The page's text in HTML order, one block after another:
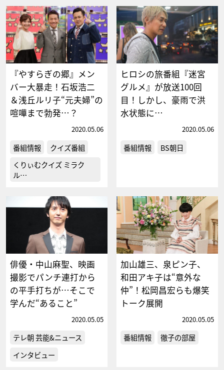
『やすらぎの郷』メン
バー大暴走！石坂浩二
＆浅丘ルリ子“元夫婦”の
喧嘩まで勃発…？
2020.05.06
番組情報
クイズ番組
くりぃむクイズ ミラク
ル…
ヒロシの旅番組『迷宮
グルメ』が放送100回
目！しかし、豪雨で洪
水状態に…
2020.05.06
番組情報 BS朝日
俳優・中山麻聖、映画
撮影でパンチ連打から
の平手打ちが…そこで
学んだ“あること”
2020.05.05
テレ朝 芸能&ニュース
インタビュー
加山雄三、泉ピン子、
和田アキ子は“意外な
仲”！松岡昌宏らも爆笑
トーク展開
2020.05.05
番組情報 徹子の部屋